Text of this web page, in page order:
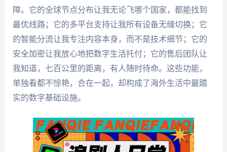
障。它的全球节点分布让我无论飞哪个国家，都能找到
最优线路；它的多平台支持让我所有设备无缝切换；它
的智能分流让我专注内容本身，而不是技术细节；它的
安全加密让我放心地把数字生活托付；它的售后团队让
我知道，七百公里的距离，有人随时待命。这些功能，
单独看都不惊艳，合在一起，却构成了海外生活中最踏
实的数字基础设施。